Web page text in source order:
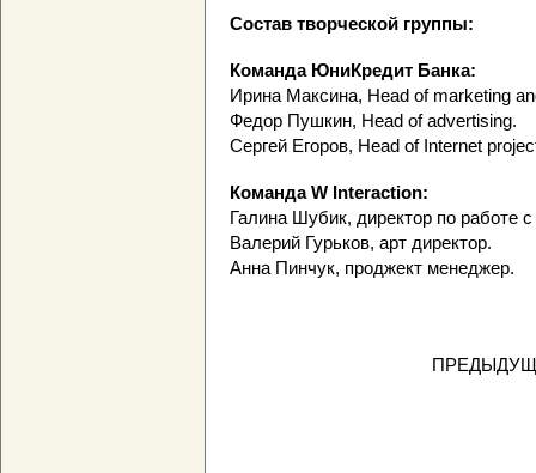
Состав творческой группы:
Команда ЮниКредит Банка:
Ирина Максина, Head of marketing
Федор Пушкин, Head of advertising.
Сергей Егоров, Head of Internet
Команда W Interaction:
Галина Шубик, директор по работе
Валерий Гурьков, арт директор.
Анна Пинчук, проджект менеджер.